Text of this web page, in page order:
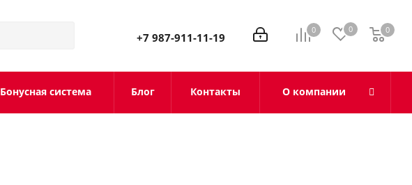
0 0 0
0
+7 987-911-11-19
Бонусная система Блог Контакты О компании